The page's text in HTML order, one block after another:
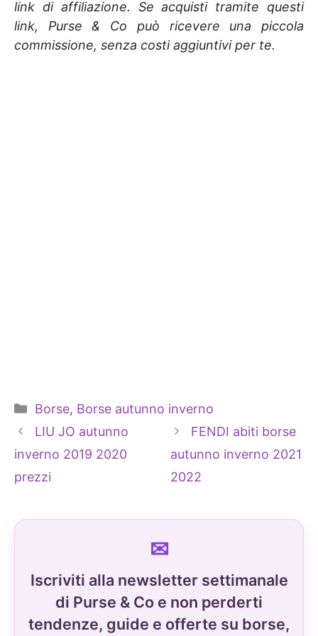
link di affiliazione. Se acquisti tramite questi
link, Purse & Co può ricevere una piccola
commissione, senza costi aggiuntivi per te.
Categorie
Borse, Borse autunno inverno
LIU JO autunno
inverno 2019 2020
prezzi
FENDI abiti borse
autunno inverno 2021
2022
Iscriviti alla newsletter settimanale
di Purse & Co e non perderti
tendenze, guide e offerte su borse,